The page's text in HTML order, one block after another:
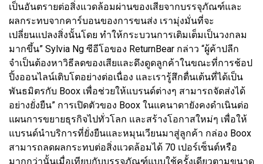
เป็นอันตรายต่อสิ่งแวดล้อมผ่านของเสียจากบรรจุภัณฑ์และ
ผลกระทบจากคาร์บอนของการขนส่ง เรามุ่งมั่นที่จะ
เปลี่ยนแปลงสิ่งนั้นโดย ทำให้กระบวนการเติมเต็มเป็นวงกลม
มากขึ้น” Sylvia Ng ซีอีโอของ ReturnBear กล่าว “ผู้ค้าปลีก
จำเป็นต้องหาวิธีลดของเสียและดึงดูดลูกค้าในขณะที่การช้อป
ปิ้งออนไลน์เติบโตอย่างต่อเนื่อง และเรารู้สึกตื่นเต้นที่ได้เป็น
พันธมิตรกับ Boox เพื่อช่วยให้แบรนด์ต่างๆ สามารถจัดส่งได้
อย่างยั่งยืน” การเปิดตัวของ Boox ในแคนาดายังคงดำเนินต่อ
แผนการขยายธุรกิจไปทั่วโลก และสร้างโอกาสใหม่ๆ เพื่อให้
แบรนด์นำบริการที่ยั่งยืนและหมุนเวียนมาสู่ลูกค้า กล่อง Boox
สามารถลดผลกระทบต่อสิ่งแวดล้อมได้ 70 เปอร์เซ็นต์หรือ
มากกว่านั้นเมื่อเทียบกับบรรจุภัณฑ์แบบใช้ครั้งเดียวตามขนาด